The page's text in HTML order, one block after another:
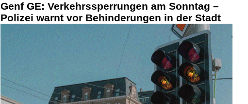
Genf GE: Verkehrssperrungen am Sonntag –
Polizei warnt vor Behinderungen in der Stadt